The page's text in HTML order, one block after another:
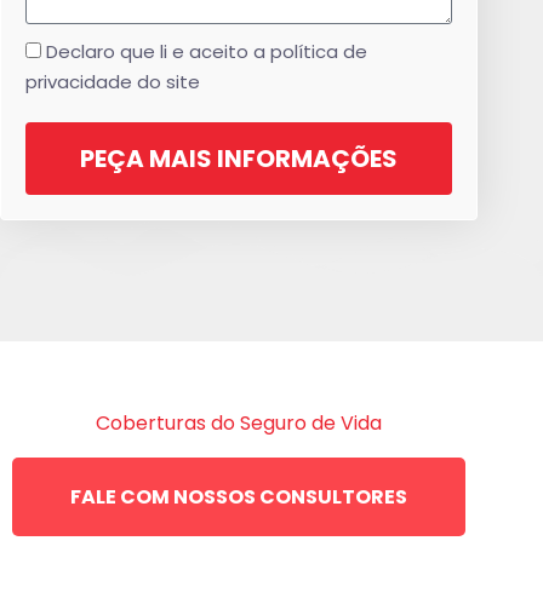
Declaro que li e aceito a política de
privacidade do site
PEÇA MAIS INFORMAÇÕES
Coberturas do Seguro de Vida
FALE COM NOSSOS CONSULTORES